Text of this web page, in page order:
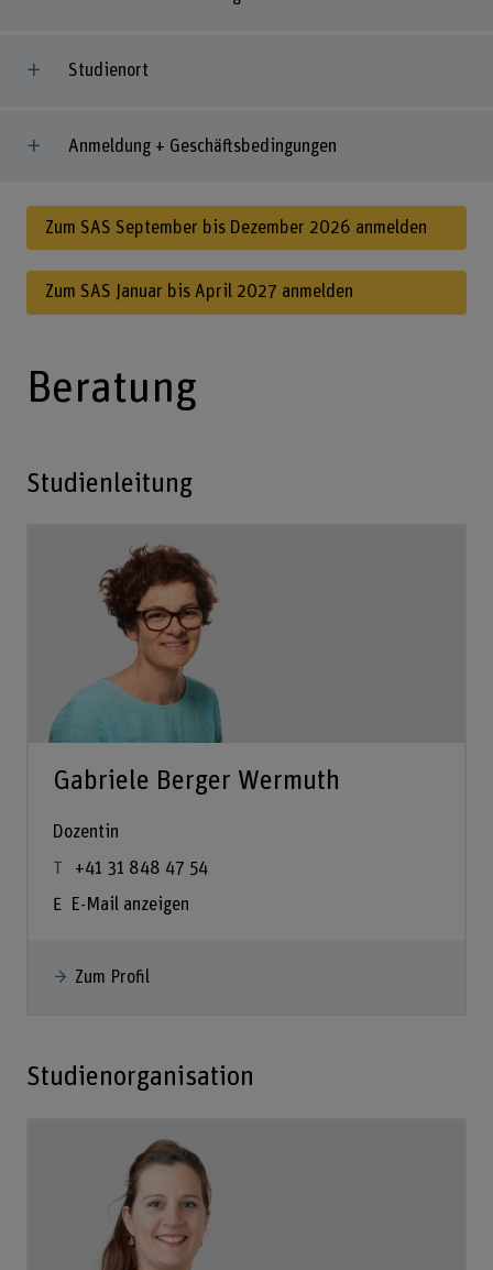
Studienort
Anmeldung + Geschäftsbedingungen
Zum SAS September bis Dezember 2026 anmelden
Zum SAS Januar bis April 2027 anmelden
Beratung
Studienleitung
Gabriele Berger Wermuth
Dozentin
+41 31 848 47 54
E-Mail anzeigen
Zum Profil
Studienorganisation